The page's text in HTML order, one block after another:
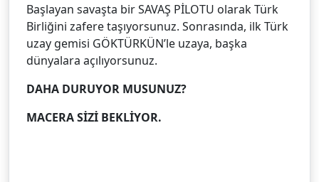
Başlayan savaşta bir SAVAŞ PİLOTU olarak Türk
Birliğini zafere taşıyorsunuz. Sonrasında, ilk Türk
uzay gemisi GÖKTÜRKÜN’le uzaya, başka
dünyalara açılıyorsunuz.
DAHA DURUYOR MUSUNUZ?
MACERA SİZİ BEKLİYOR.